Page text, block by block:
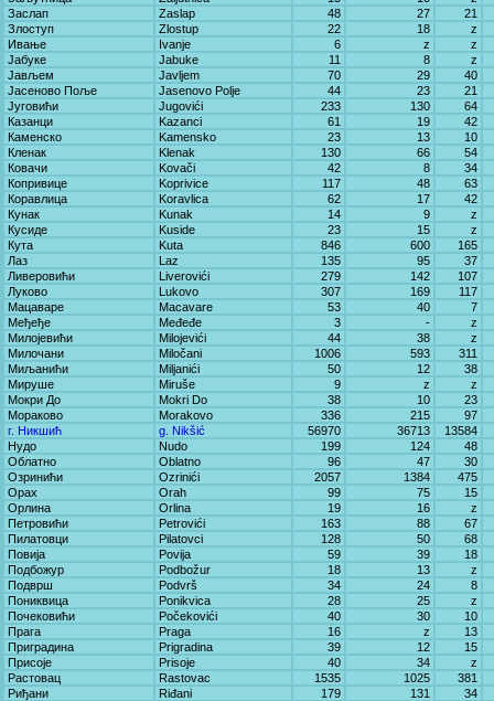
Заслап
Zaslap 48 27
21
Злоступ
Zlostup 22 18
z
Ивање
Ivanje 6 z
z
Јабуке
Jabuke 11 8
z
Јављем
Javljem 70 29
40
Јасеново Поље
Jasenovo Polje 44 23
21
Југовићи
Jugovići 233 130
64
Казанци
Kazanci 61 19
42
Каменско
Kamensko 23 13
10
Кленак
Klenak 130 66
54
Ковачи
Kovači 42 8
34
Копривице
Koprivice 117 48
63
Коравлица
Koravlica 62 17
42
Кунак
Kunak 14 9
z
Кусиде
Kuside 23 15
z
Кута
Kuta 846 600
165
Лаз
Laz 135 95
37
Ливеровићи
Liverovići 279 142
107
Луково
Lukovo 307 169
117
Мацаваре
Macavare 53 40
7
Међеђе
Međeđe 3 -
z
Милојевићи
Milojevići 44 38
z
Милочани
Miločani 1006 593
311
Миљанићи
Miljanići 50 12
38
Мируше
Miruše 9 z
z
Мокри До
Mokri Do 38 10
23
Мораково
Morakovo 336 215
97
г. Никшић
g. Nikšić 56970 36713
13584
Нудо
Nudo 199 124
48
Облатно
Oblatno 96 47
30
Озринићи
Ozrinići 2057 1384
475
Орах
Orah 99 75
15
Орлина
Orlina 19 16
z
Петровићи
Petrovići 163 88
67
Пилатовци
Pilatovci 128 50
68
Повија
Povija 59 39
18
Подбожур
Podbožur 18 13
z
Подврш
Podvrš 34 24
8
Пониквица
Ponikvica 28 25
z
Почековићи
Počekovići 40 30
10
Прага
Praga 16 z
13
Приградина
Prigradina 39 12
15
Присоје
Prisoje 40 34
z
Растовац
Rastovac 1535 1025
381
Риђани
Riđani 179 131
34